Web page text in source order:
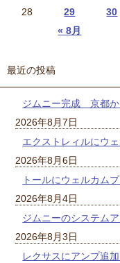
« 8月
28
29 30
最近の投稿
ジムニー完成 京都か
2026年8月7日
エクストレィルにウ
2026年8月6日
トールにウェルカム
2026年8月4日
ジムニーのシステム
2026年8月3日
レクサスにアンプ追